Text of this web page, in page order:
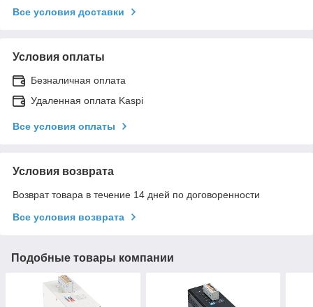
Все условия доставки
Условия оплаты
Безналичная оплата
Удаленная оплата Kaspi
Все условия оплаты
Условия возврата
Возврат товара в течение 14 дней по договоренности
Все условия возврата
Подобные товары компании